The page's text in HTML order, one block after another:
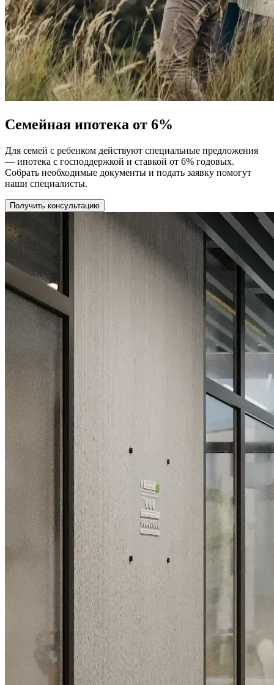
Семейная ипотека от 6%
Для семей с ребенком действуют специальные предложения
— ипотека с господдержкой и ставкой от 6% годовых.
Собрать необходимые документы и подать заявку помогут
наши специалисты.
Получить консультацию